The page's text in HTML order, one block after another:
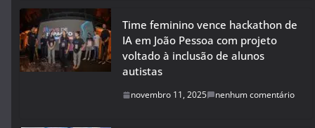
Time feminino vence hackathon de
IA em João Pessoa com projeto
voltado à inclusão de alunos
autistas
novembro 11, 2025 nenhum comentário